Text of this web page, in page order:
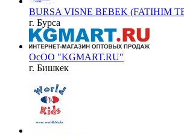
BURSA VISNE BEBEK (FATIHIM
г. Бурса
ОсОО "KGMART.RU"
г. Бишкек